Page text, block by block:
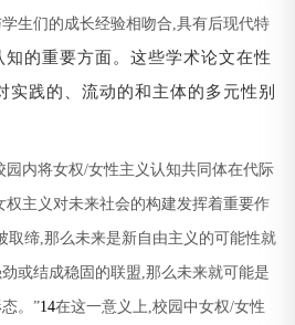
生们的成长经验相吻合,具有后现代特
知的重要方面。这些学术论文在性
实践的、流动的和主体的多元性别
园内将女权/女性主义认知共同体在代际
权主义对未来社会的构建发挥着重要作
取缔,那么未来是新自由主义的可能性就
或结成稳固的联盟,那么未来就可能是
。 ”14在这一意义上,校园中女权/女性